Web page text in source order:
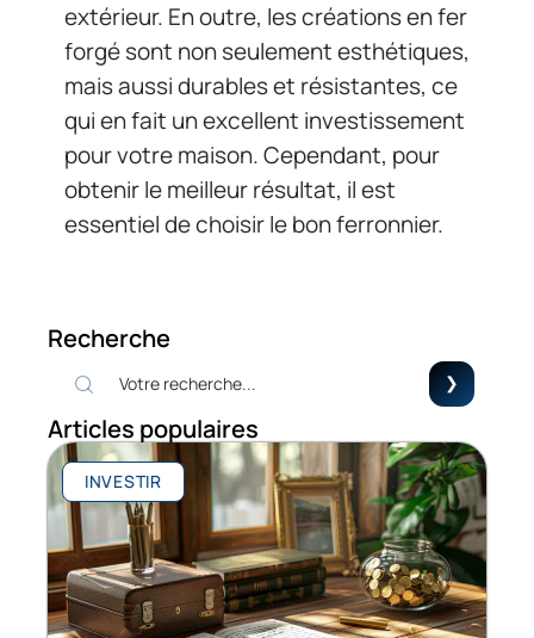
extérieur. En outre, les créations en fer
forgé sont non seulement esthétiques,
mais aussi durables et résistantes, ce
qui en fait un excellent investissement
pour votre maison. Cependant, pour
obtenir le meilleur résultat, il est
essentiel de choisir le bon ferronnier.
Recherche
Articles populaires
INVESTIR